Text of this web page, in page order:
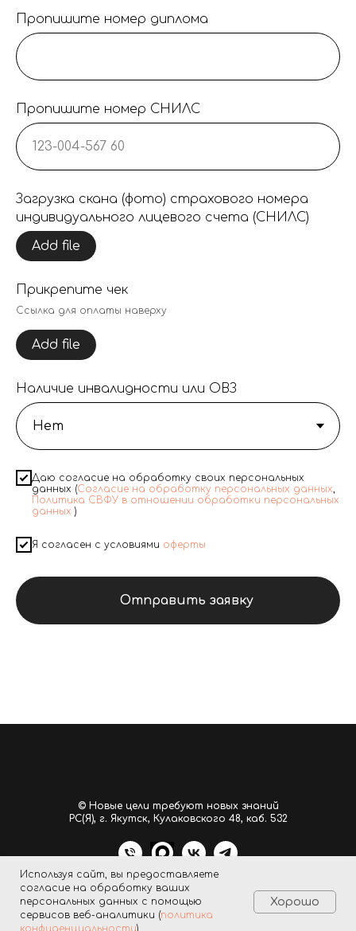
Пропишите номер диплома
Пропишите номер СНИЛС
Загрузка скана (фото) страхового номера
индивидуального лицевого счета (СНИЛС)
Add file
Прикрепите чек
Ссылка для оплаты наверху
Add file
Наличие инвалидности или ОВЗ
Даю согласие на обработку своих персональных
данных (Согласие на обработку персональных данных,
Политика СВФУ в отношении обработки персональных
данных )
Я согласен с условиями оферты
Отправить заявку
© Новые цели требуют новых знаний
РС(Я), г. Якутск, Кулаковского 48, каб. 532
Используя сайт, вы предоставляете
согласие на обработку ваших
персональных данных с помощью
сервисов веб-аналитики (политика
конфиденциальности)
Хорошо